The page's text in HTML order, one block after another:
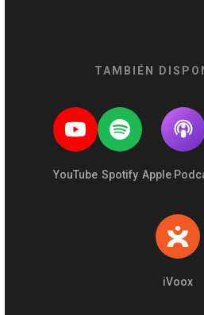
TAMBIÉN
YouTube Spotify Apple
iVoox